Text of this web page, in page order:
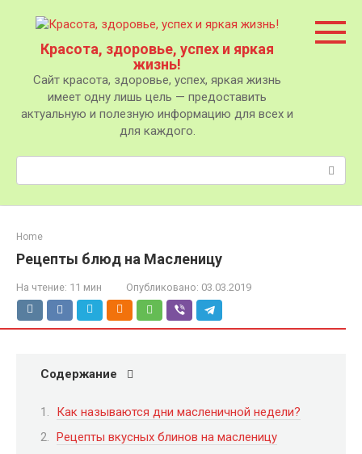
контентуКрасота, здоровье, успех и яркая
жизнь!
Сайт красота, здоровье, успех, яркая жизнь
имеет одну лишь цель — предоставить
актуальную и полезную информацию для всех и
для каждого.
Поиск:
Home
Рецепты блюд на Масленицу
На чтение: 11 мин Опубликовано: 03.03.2019
Содержание
Как называются дни масленичной недели?
Рецепты вкусных блинов на масленицу